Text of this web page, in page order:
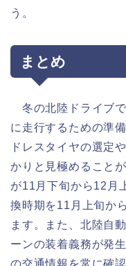
う。
まとめ
冬の北陸ドライブ
に走行するための準
ドレスタイヤの選定
かりと見極めること
が11月下旬から12月
換時期を11月上旬か
ます。また、北陸自
ーンの装着義務が発
の交通情報を常に確